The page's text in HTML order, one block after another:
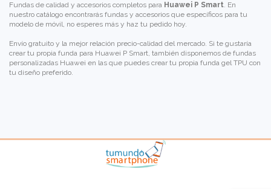
Fundas de calidad y accesorios completos para Huawei P Smart. En
nuestro catálogo encontrarás fundas y accesorios que específicos para tu
modelo de móvil, no esperes más y haz tu pedido hoy.
Envío gratuito y la mejor relación precio-calidad del mercado. Si te gustaría
crear tu propia funda para Huawei P Smart, también disponemos de fundas
personalizadas Huawei en las que puedes crear tu propia funda gel TPU con
tu diseño preferido.